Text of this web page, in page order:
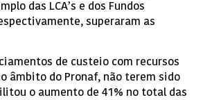
das LCA’s e dos Fundos
superaram as
de custeio com recursos
âmbito do Pronaf, não terem sido
o aumento de 41% no total das